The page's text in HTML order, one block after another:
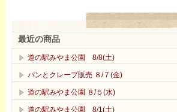
最近の商品
道の駅みやま公園 8/8(土)
パンとクレープ販売 ８/７(金)
道の駅みやま公園 ８/５(水)
道の駅みやま公園 8/1(土)